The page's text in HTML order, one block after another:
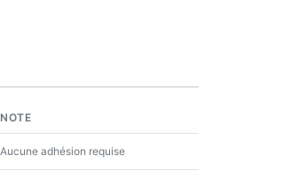
NOTE
Aucune adhésion requise